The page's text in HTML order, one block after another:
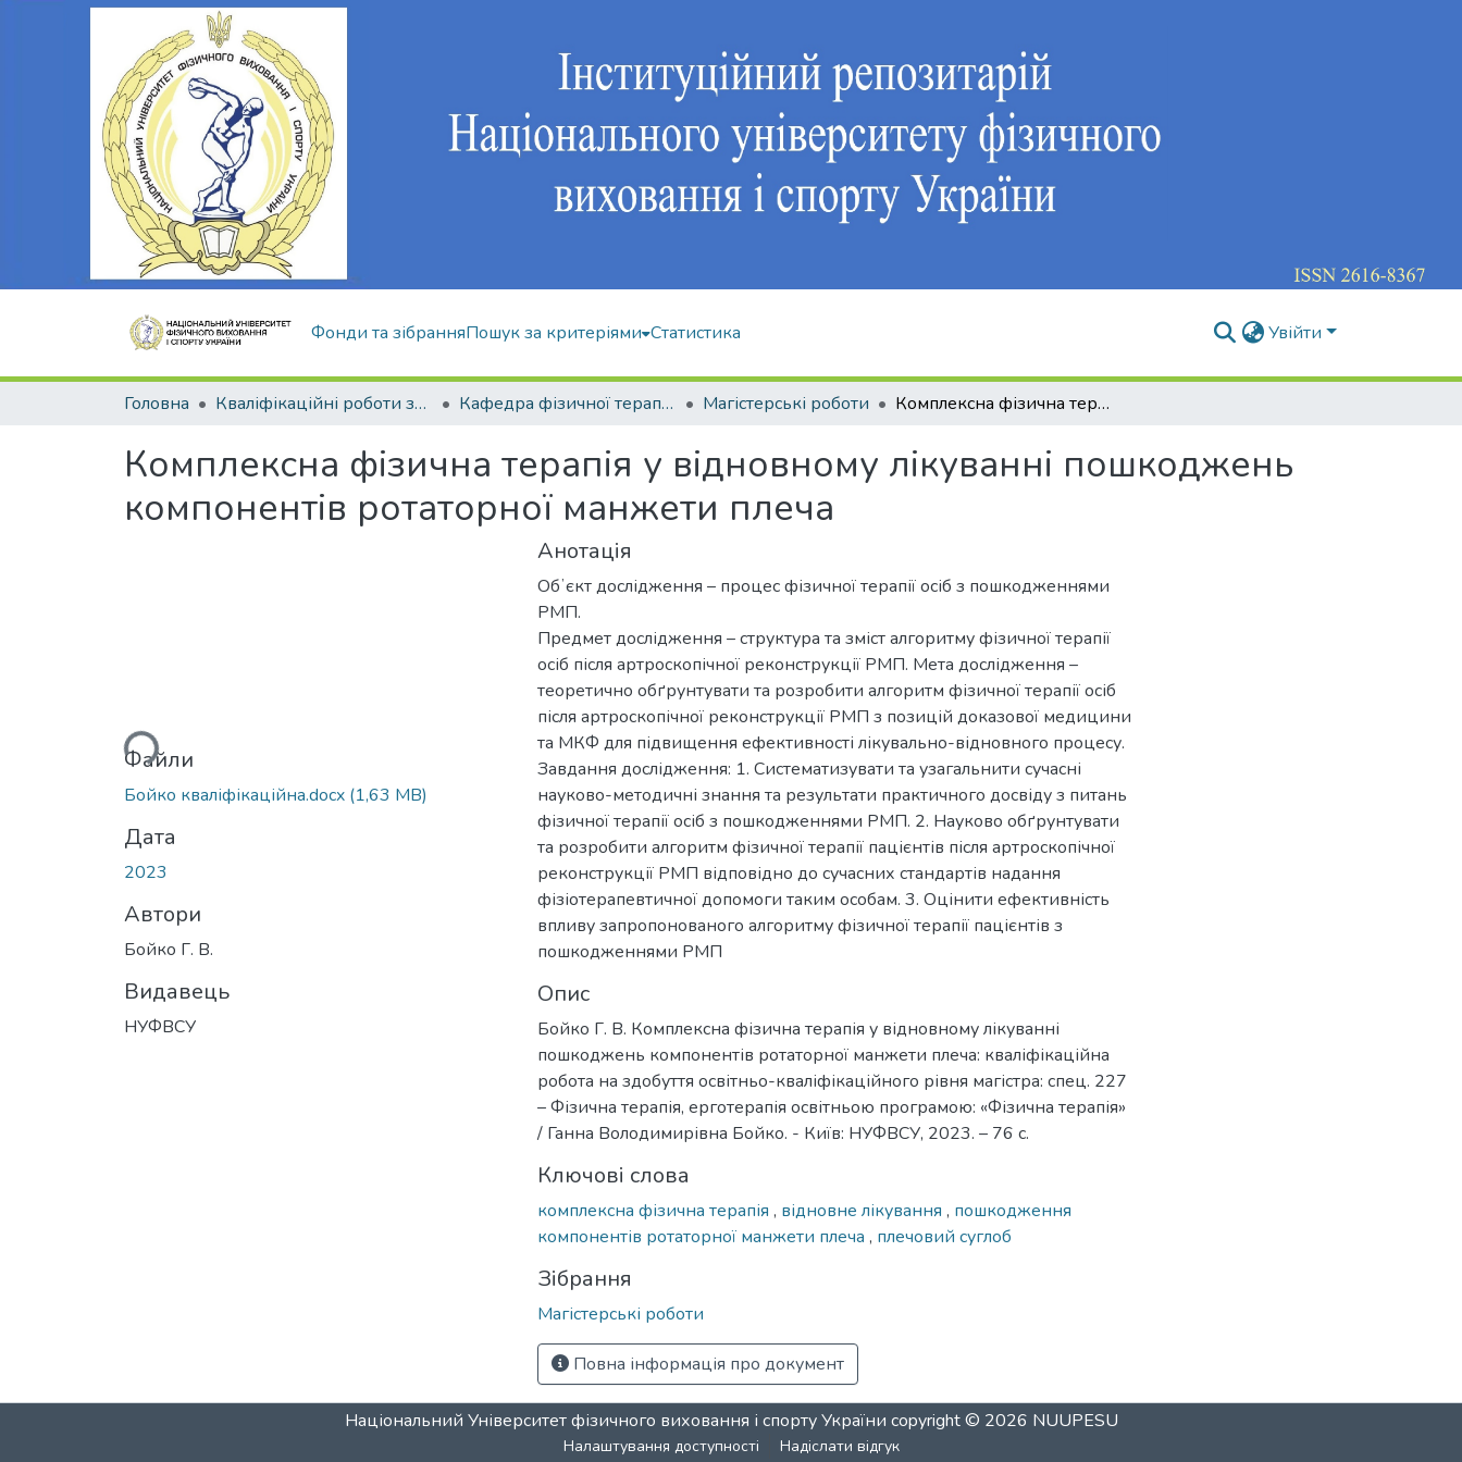
Фонди та зібранняПошук за критеріями Статистика Увійти
Головна Кваліфікаційні роботи здобувачів вищої освіти Кафедра фізичної терапії та ерготерапії Магістерські роботи Комплексна фізична терапія у відновному лікуванні пошкоджень компонентів ротаторної манжети плеча
Комплексна фізична терапія у відновному лікуванні пошкоджень
компонентів ротаторної манжети плеча
Вантажиться...
Файли
Бойко кваліфікаційна.docx (1,63 MB)
Дата
2023
Автори
Бойко Г. В.
Видавець
НУФВСУ
Анотація
Обʼєкт дослідження – процес фізичної терапії осіб з пошкодженнями
РМП.
Предмет дослідження – структура та зміст алгоритму фізичної терапії
осіб після артроскопічної реконструкції РМП. Мета дослідження –
теоретично обґрунтувати та розробити алгоритм фізичної терапії осіб
після артроскопічної реконструкції РМП з позицій доказової медицини
та МКФ для підвищення ефективності лікувально-відновного процесу.
Завдання дослідження: 1. Систематизувати та узагальнити сучасні
науково-методичні знання та результати практичного досвіду з питань
фізичної терапії осіб з пошкодженнями РМП. 2. Науково обґрунтувати
та розробити алгоритм фізичної терапії пацієнтів після артроскопічної
реконструкції РМП відповідно до сучасних стандартів надання
фізіотерапевтичної допомоги таким особам. 3. Оцінити ефективність
впливу запропонованого алгоритму фізичної терапії пацієнтів з
пошкодженнями РМП
Опис
Бойко Г. В. Комплексна фізична терапія у відновному лікуванні
пошкоджень компонентів ротаторної манжети плеча: кваліфікаційна
робота на здобуття освітньо-кваліфікаційного рівня магістра: спец. 227
– Фізична терапія, ерготерапія освітньою програмою: «Фізична терапія»
/ Ганна Володимирівна Бойко. - Київ: НУФВСУ, 2023. – 76 с.
Ключові слова
комплексна фізична терапія , відновне лікування , пошкодження
компонентів ротаторної манжети плеча , плечовий суглоб
Зібрання
Магістерські роботи
Повна інформація про документ
Національний Університет фізичного виховання і спорту України copyright © 2026 NUUPESU
Налаштування доступності Надіслати відгук